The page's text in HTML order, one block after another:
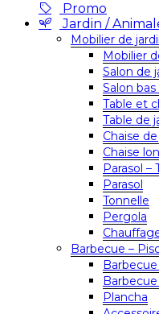
Promo
Jardin /
Mobilier de
Mobilier
Salon de
Salon
Table et
Table de
Chaise
Chaise
Parasol –
Parasol
Tonnelle
Pergola
Barbecue –
Barbecue
Plancha